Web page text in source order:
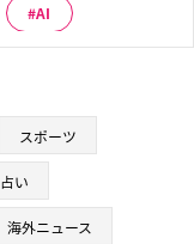
AI
スポーツ
占い
海外ニュース